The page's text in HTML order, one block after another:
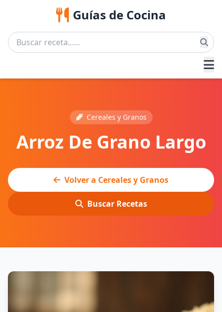
Guías de Cocina
Cereales y Granos
Arroz De Grano Largo
Volver a Cereales y Granos
Buscar Recetas